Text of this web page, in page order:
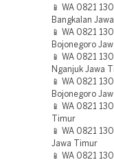
📱 WA 0821
Bangkalan
📱 WA 0821
Bojonegoro
📱 WA 0821
Nganjuk Jawa
📱 WA 0821
Bojonegoro
📱 WA 0821
Timur
📱 WA 0821
Jawa Timur
📱 WA 0821